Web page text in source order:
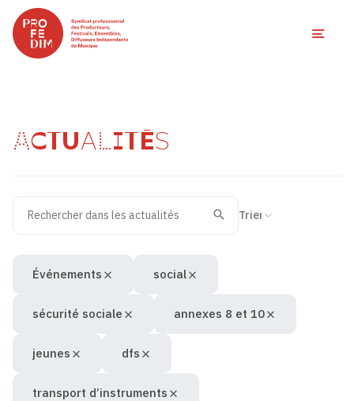
ACTUALITÉS
Recherche
Valider
Événements social
sécurité sociale annexes 8 et 10
jeunes dfs
transport d’instruments